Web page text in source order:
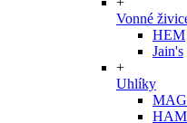
Vonné
HEM
Jain's
+
Uhlíky